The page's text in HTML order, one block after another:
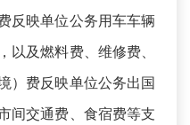
反映单位公务用车车辆
以及燃料费、维修费、
）费反映单位公务出国
间交通费、食宿费等支